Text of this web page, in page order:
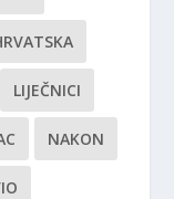
LIJEČNICI
NAKON